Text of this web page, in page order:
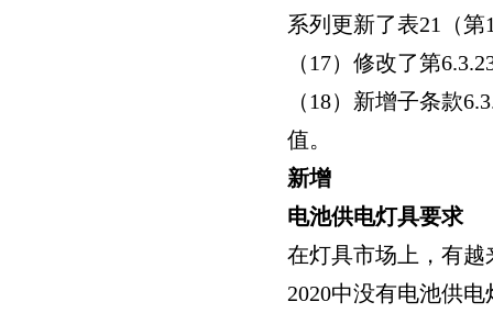
系列更新了表21
（
（17）修改了第
（18）新增子条款
值。
新增
电池供电灯具要求
在灯具市场上，有越
2020中没有电池供电